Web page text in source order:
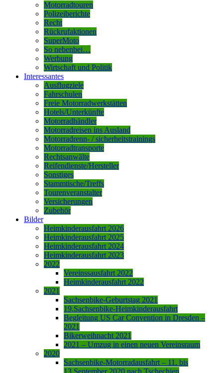
Motorradtouren
Polizeiberichte
Recht
Rückrufaktionen
SuperMoto
So nebenbei…
Werbung
Wirtschaft und Politik
Interessantes
Ausflugziele
Fahrschulen
Freie Motorradwerkstätten
Hotels/Unterkünfte
Motorradhändler
Motorradreisen ins Ausland
Motorradrenn- / sicherheitstrainings
Motorradtransporte
Rechtsanwälte
Reifendienste/Hersteller
Sonstiges
Stammtische/Treffs
Tourenveranstalter
Versicherungen
Zubehör
Bilder
Heimkinderausfahrt 2026
Heimkinderausfahrt 2025
Heimkinderausfahrt 2024
Heimkinderausfahrt 2023
2022
Vereinssausfahrt 2022
Heimkinderausfahrt 2022
2021
Sachsenbike-Geburtstag 2021
19.Sachsenbike-Heimkinderausfahrt
Begleitung US Car Convention in Dresden –
2021
Bikerweihnacht 2021
2021 – Umzug in einen neuen Vereinsraum
2020
Sachsenbike-Motorradausfahrt – 11. bis
13.September 2020 nach Tschechien